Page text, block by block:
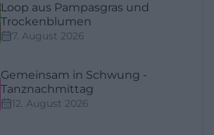
Loop aus Pampasgras und
Trockenblumen
7. August 2026
Gemeinsam in Schwung -
Tanznachmittag
12. August 2026